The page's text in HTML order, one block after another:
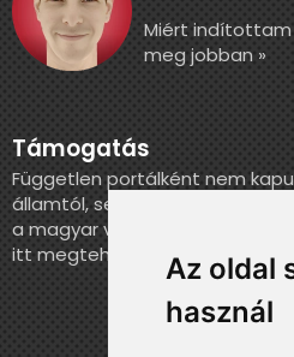
Az oldal
használ
Miért indítottam
meg jobban »
Támogatás
Független portálként nem
államtól, sem más
a magyar válogatott
itt megteheted.